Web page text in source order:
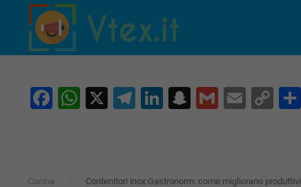
Skip to main content
Facebook
WhatsApp
X Telegram
LinkedIn
Snapchat
GmailEmail
Cucina Contenitori inox Gastronorm: come migliorano